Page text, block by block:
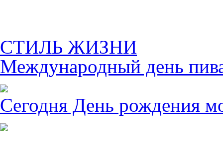
СТИЛЬ ЖИЗНИ
Международный день
Сегодня День рождения